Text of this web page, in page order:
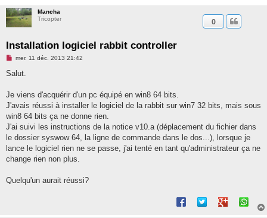
Mancha
Tricopter
Installation logiciel rabbit controller
0
M
s
g
n
o
l
u
mer. 11 déc. 2013 21:42
Salut.
Je viens d'acquérir d'un pc équipé en win8 64 bits.
J'avais réussi à installer le logiciel de la rabbit sur win7 32 bits, mais sous
win8 64 bits ça ne donne rien.
J'ai suivi les instructions de la notice v10.a (déplacement du fichier dans
le dossier syswow 64, la ligne de commande dans le dos...), lorsque je
lance le logiciel rien ne se passe, j'ai tenté en tant qu'administrateur ça ne
change rien non plus.
Quelqu'un aurait réussi?